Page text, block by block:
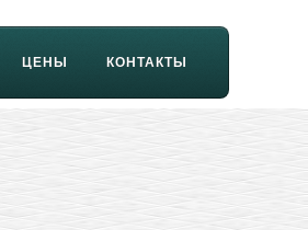
ЦЕНЫ КОНТАКТЫ